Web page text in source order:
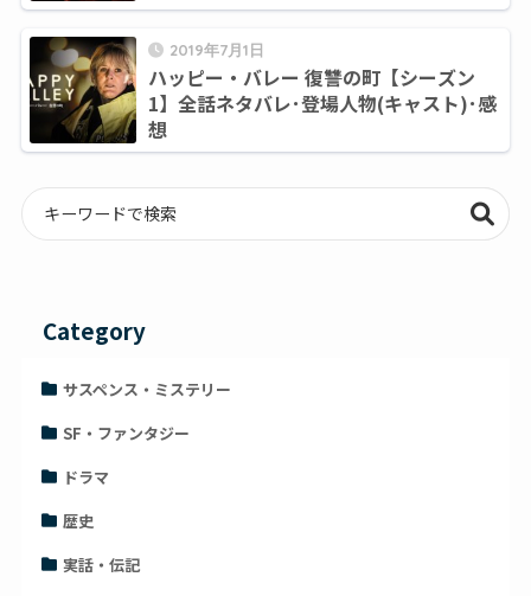
2019年7月1日
ハッピー・バレー 復讐の町【シーズン
1】全話ネタバレ･登場人物(キャスト)･感
想
Category
サスペンス・ミステリー
SF・ファンタジー
ドラマ
歴史
実話・伝記